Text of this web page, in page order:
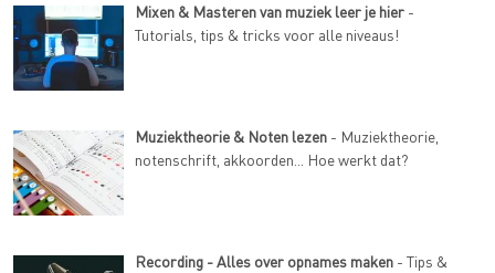
Mixen & Masteren van muziek leer je hier -
Tutorials, tips & tricks voor alle niveaus!
Muziektheorie & Noten lezen - Muziektheorie,
notenschrift, akkoorden... Hoe werkt dat?
Recording - Alles over opnames maken - Tips &